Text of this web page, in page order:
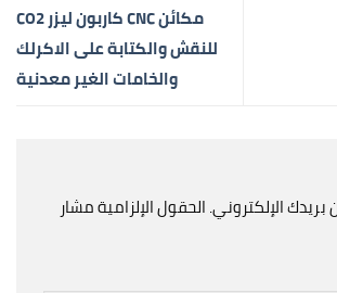
مكائن CNC كاربون ليزر CO2
للنقش والكتابة على الاكرلك
والخامات الغير معدنية
الإلكتروني.الحقول الإلزامية مشار